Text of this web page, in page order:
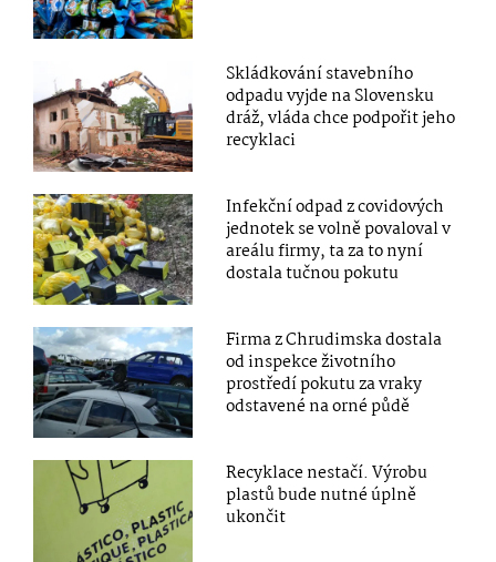
Skládkování stavebního
odpadu vyjde na Slovensku
dráž, vláda chce podpořit jeho
recyklaci
Infekční odpad z covidových
jednotek se volně povaloval v
areálu firmy, ta za to nyní
dostala tučnou pokutu
Firma z Chrudimska dostala
od inspekce životního
prostředí pokutu za vraky
odstavené na orné půdě
Recyklace nestačí. Výrobu
plastů bude nutné úplně
ukončit